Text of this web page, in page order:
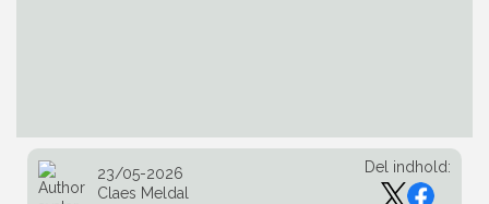
23/05-2026
Claes Meldal
Del indhold: